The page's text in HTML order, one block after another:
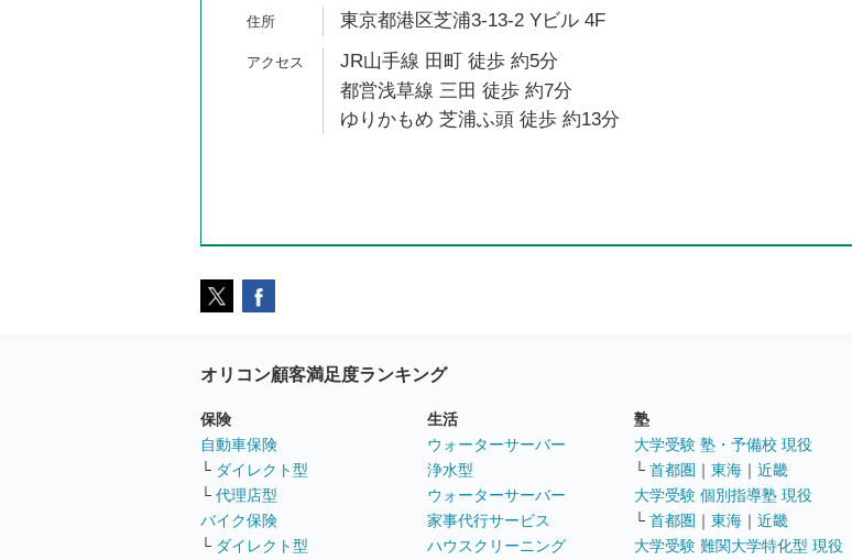
東京都港区芝浦3-13-2 Yビル 4F
JR山手線 田町 徒歩 約5分
都営浅草線 三田 徒歩 約7分
ゆりかもめ 芝浦ふ頭 徒歩 約13分
オリコン顧客満足度ランキング
保険
自動車保険
└ ダイレクト型
└ 代理店型
バイク保険
└ ダイレクト型
生活
ウォーターサーバー
浄水型
ウォーターサーバー
家事代行サービス
ハウスクリーニング
塾
大学受験 塾・予備校 現役
└ 首都圏 ｜ 東海 ｜ 近畿
大学受験 個別指導塾 現役
└ 首都圏 ｜ 東海 ｜ 近畿
大学受験 難関大学特化型 現役